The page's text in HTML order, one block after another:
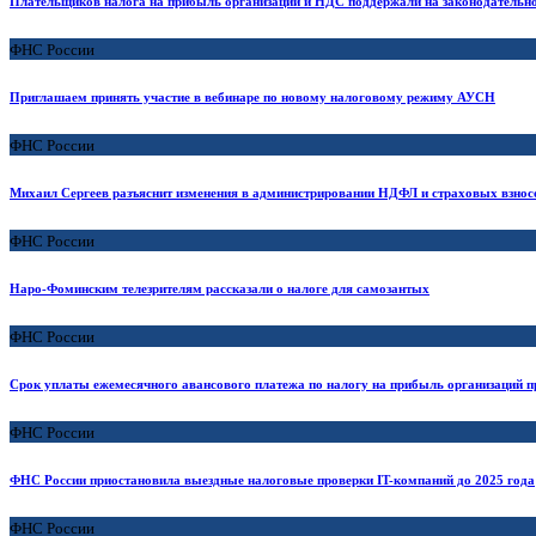
ФНС России
Приглашаем принять участие в вебинаре по новому налоговому режиму АУСН
ФНС России
Михаил Сергеев разъяснит изменения в администрировании НДФЛ и страховых
ФНС России
Наро-Фоминским телезрителям рассказали о налоге для самозантых
ФНС России
Срок уплаты ежемесячного авансового платежа по налогу на прибыль организаций
ФНС России
ФНС России приостановила выездные налоговые проверки IT-компаний до 2025 года
ФНС России